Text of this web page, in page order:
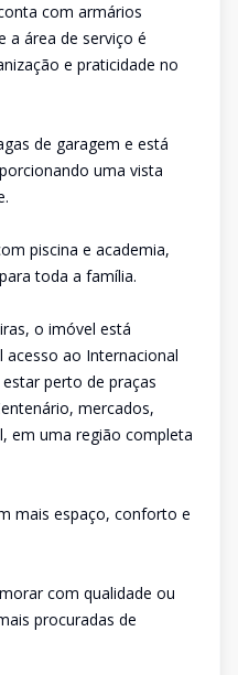
com armários
a área de serviço é
e praticidade no
de garagem e está
uma vista
piscina e academia,
toda a família.
o imóvel está
acesso ao Internacional
perto de praças
mercados,
em uma região completa
mais espaço, conforto e
com qualidade ou
procuradas de